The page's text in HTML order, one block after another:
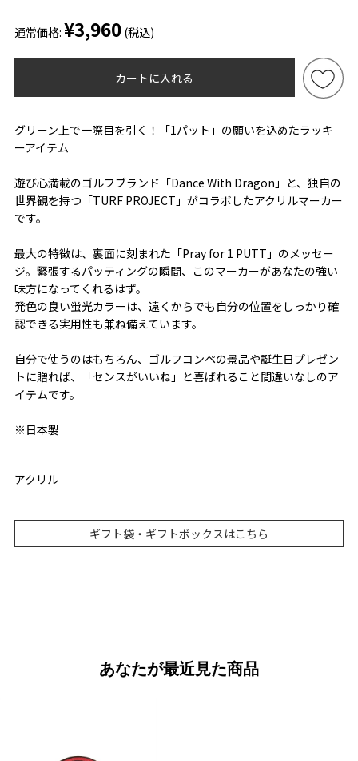
通常価格: ¥3,960 (税込)
カートに入れる
グリーン上で一際目を引く！「1パット」の願いを込めたラッキ
ーアイテム
遊び心満載のゴルフブランド「Dance With Dragon」と、独自の
世界観を持つ「TURF PROJECT」がコラボしたアクリルマーカー
です。
最大の特徴は、裏面に刻まれた「Pray for 1 PUTT」のメッセー
ジ。緊張するパッティングの瞬間、このマーカーがあなたの強い
味方になってくれるはず。
発色の良い蛍光カラーは、遠くからでも自分の位置をしっかり確
認できる実用性も兼ね備えています。
自分で使うのはもちろん、ゴルフコンペの景品や誕生日プレゼン
トに贈れば、「センスがいいね」と喜ばれること間違いなしのア
イテムです。
※日本製
アクリル
ギフト袋・ギフトボックスはこちら
あなたが最近見た商品